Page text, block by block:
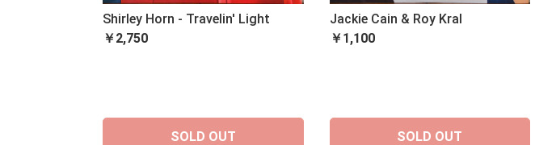
Shirley Horn - Travelin' Light
￥2,750
SOLD OUT
Jackie Cain & Roy Kral
￥1,100
SOLD OUT